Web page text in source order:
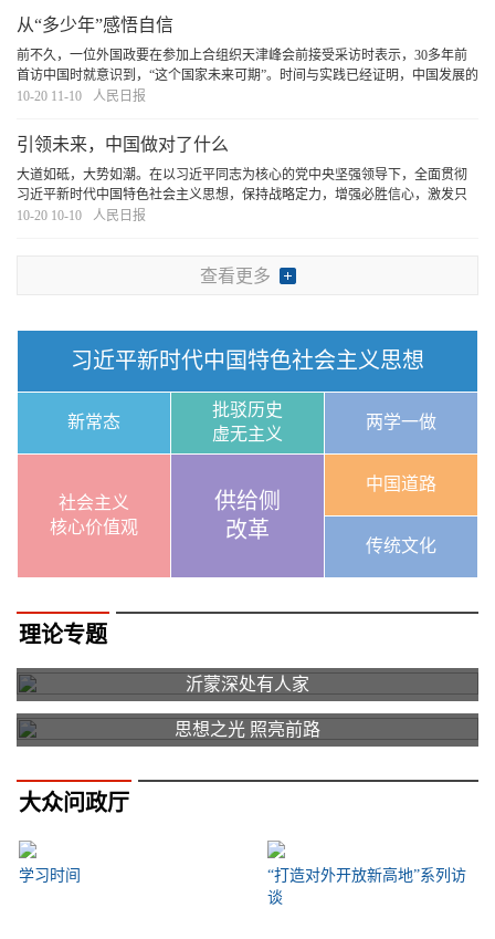
从“多少年”感悟自信
前不久，一位外国政要在参加上合组织天津峰会前接受采访时表示，30多年前
首访中国时就意识到，“这个国家未来可期”。时间与实践已经证明，中国发展的
潜力大、活力足。扬帆的中国定会乘势而上，向着更加壮阔的前方远航。
10-20 11-10 人民日报
引领未来，中国做对了什么
大道如砥，大势如潮。在以习近平同志为核心的党中央坚强领导下，全面贯彻
习近平新时代中国特色社会主义思想，保持战略定力，增强必胜信心，激发只
争朝夕、永不懈怠的奋斗精神，未来一定属于我们！胜利一定属于我们！
10-20 10-10 人民日报
查看更多
习近平新时代中国特色社会主义思想
新常态
批驳历史
虚无主义
两学一做
社会主义
核心价值观
供给侧
改革
中国道路
传统文化
理论专题
沂蒙深处有人家
思想之光 照亮前路
大众问政厅
学习时间
“打造对外开放新高地”系列访
谈